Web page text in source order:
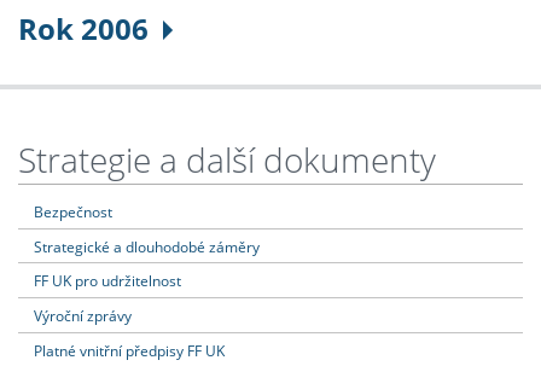
Rok 2006
Strategie a další dokumenty
Bezpečnost
Strategické a dlouhodobé záměry
FF UK pro udržitelnost
Výroční zprávy
Platné vnitřní předpisy FF UK